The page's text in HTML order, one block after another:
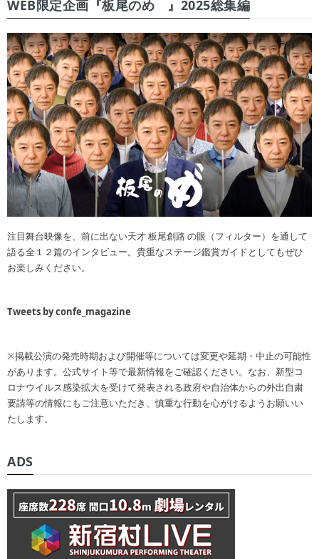
WEB限定企画『板尾のめ゙』2025総集編
注目舞台映像を、前に出ない天才 板尾創路 の眼（フィルター）を通して
語る全１２篇のインタビュー。貴重なステージ鑑賞ガイドとしてもぜひ
お楽しみください。
Tweets by confe_magazine
※掲載公演の発売時期および開催等については変更や延期・中止の可能性
があります。公式サイト等で最新情報をご確認ください。なお、新型コ
ロナウイルス感染拡大を受けて発表される政府や自治体からの外出自粛
要請等の情報にもご注意いただき、慎重な行動を心がけるようお願いい
たします。
ADS